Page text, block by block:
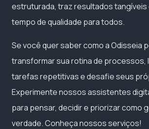
estruturada, traz resultados tangíveis
tempo de qualidade para todos.
Se você quer saber como a Odisseia
transformar sua rotina de processos,
tarefas repetitivas e desafie seus
Experimente nossos assistentes
para pensar, decidir e priorizar como
verdade. Conheça nossos serviços!